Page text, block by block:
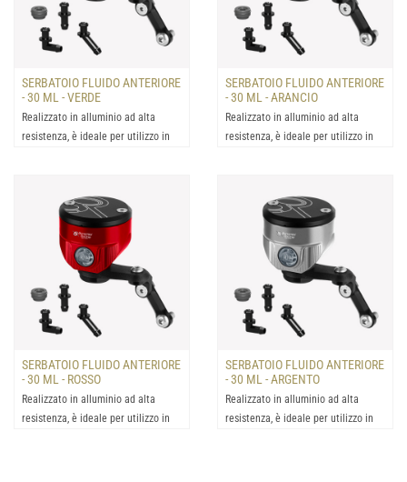
SERBATOIO FLUIDO ANTERIORE
- 30 ML - VERDE
Realizzato in alluminio ad alta
resistenza, è ideale per utilizzo in
SERBATOIO FLUIDO ANTERIORE
- 30 ML - ARANCIO
Realizzato in alluminio ad alta
resistenza, è ideale per utilizzo in
SERBATOIO FLUIDO ANTERIORE
- 30 ML - ROSSO
Realizzato in alluminio ad alta
resistenza, è ideale per utilizzo in
SERBATOIO FLUIDO ANTERIORE
- 30 ML - ARGENTO
Realizzato in alluminio ad alta
resistenza, è ideale per utilizzo in